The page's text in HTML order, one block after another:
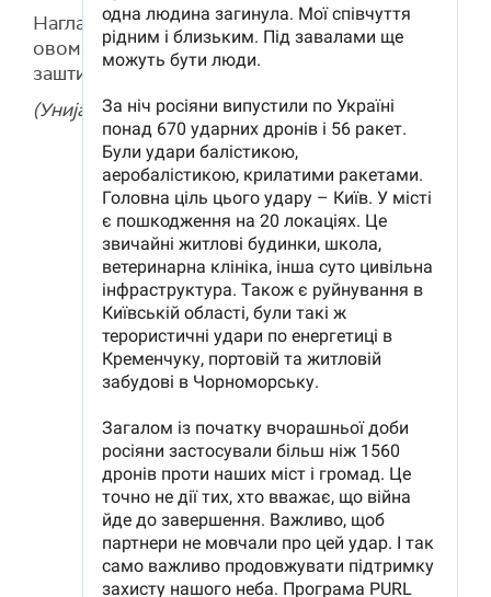
Нагласио је да је важно да партнери не ћуте о
овом нападу и да наставе да подржавају
заштиту украјинског ваздушног простора.
(Унијан)